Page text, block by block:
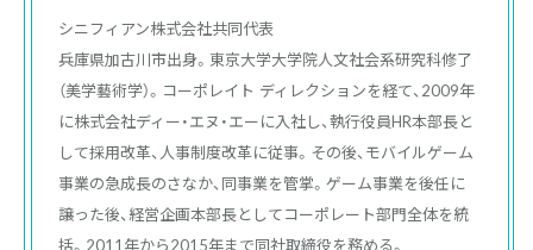
シニフィアン株式会社共同代表
兵庫県加古川市出身。東京大学大学院人文社会系研究科修了
（美学藝術学）。コーポレイト ディレクションを経て、2009年
に株式会社ディー・エヌ・エーに入社し、執行役員HR本部長と
して採用改革、人事制度改革に従事。その後、モバイルゲーム
事業の急成長のさなか、同事業を管掌。ゲーム事業を後任に
譲った後、経営企画本部長としてコーポレート部門全体を統
括。2011年から2015年まで同社取締役を務める。